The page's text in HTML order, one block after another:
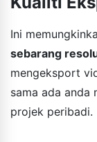
Ini
sebarang
mengeksport
sama ada anda
projek peribadi.